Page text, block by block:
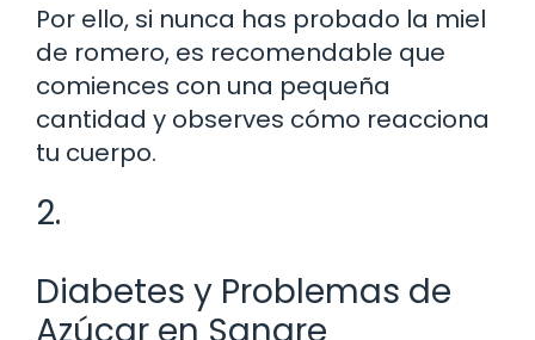
Por ello, si nunca has probado la miel
de romero, es recomendable que
comiences con una pequeña
cantidad y observes cómo reacciona
tu cuerpo.
2.
Diabetes y Problemas de